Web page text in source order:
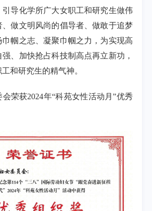
导化学所广大女职工和研究生做伟
、做文明风尚的倡导者、做敢于追梦
巾帼之志、凝聚巾帼之力，为实现高
、加快抢占科技制高点再立新功，
和研究生的精气神。
荣获2024年“科苑女性活动月”优秀